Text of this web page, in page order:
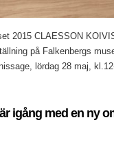
2015 CLAESSON
på Falkenbergs
lördag 28 maj,
igång med en ny